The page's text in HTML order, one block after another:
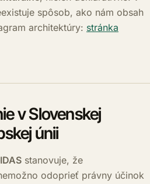
spôsob, ako nám obsah
architektúry: stránka
v Slovenskej
únii
stanovuje, že
odoprieť právny účinok